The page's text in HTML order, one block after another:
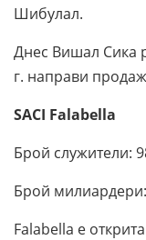
Шибулал.
Днес Вишал Сика
г. направи
SACI Falabella
Брой служители:
Брой
Falabella е